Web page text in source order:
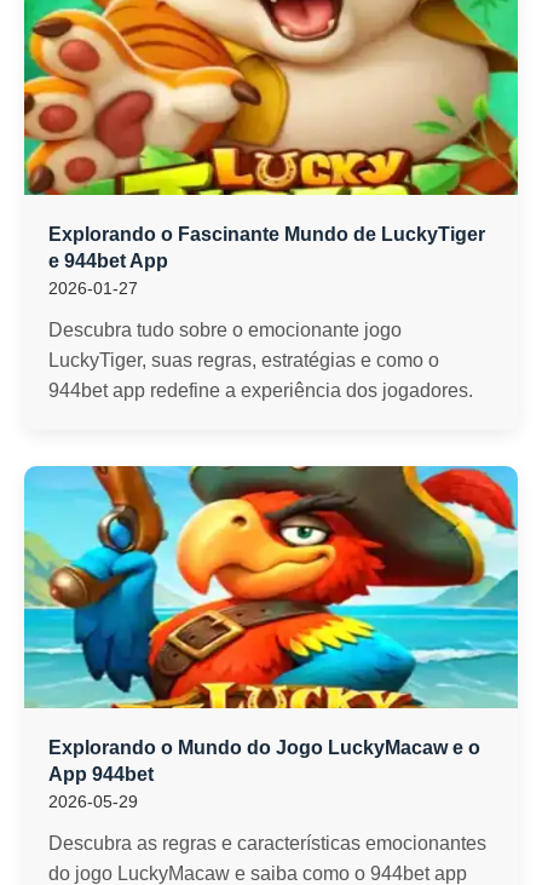
Explorando o Fascinante Mundo de LuckyTiger
e 944bet App
2026-01-27
Descubra tudo sobre o emocionante jogo
LuckyTiger, suas regras, estratégias e como o
944bet app redefine a experiência dos jogadores.
Explorando o Mundo do Jogo LuckyMacaw e o
App 944bet
2026-05-29
Descubra as regras e características emocionantes
do jogo LuckyMacaw e saiba como o 944bet app